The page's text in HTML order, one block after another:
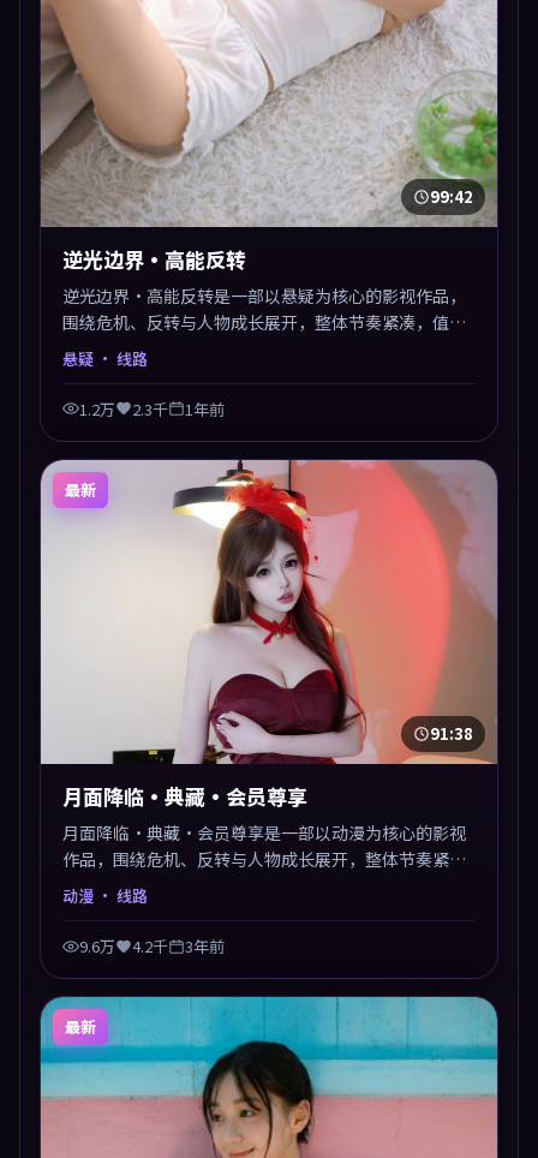
99:42
逆光边界·高能反转
逆光边界·高能反转是一部以悬疑为核心的影视作品，
围绕危机、反转与人物成长展开，整体节奏紧凑，值得
推荐观看。
悬疑 · 线路
1.2万 2.3千 1年前
最新
91:38
月面降临·典藏·会员尊享
月面降临·典藏·会员尊享是一部以动漫为核心的影视
作品，围绕危机、反转与人物成长展开，整体节奏紧
凑，值得推荐观看。
动漫 · 线路
9.6万 4.2千 3年前
最新